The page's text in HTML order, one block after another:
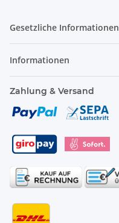
Gesetzliche Informationen
Informationen
Zahlung & Versand